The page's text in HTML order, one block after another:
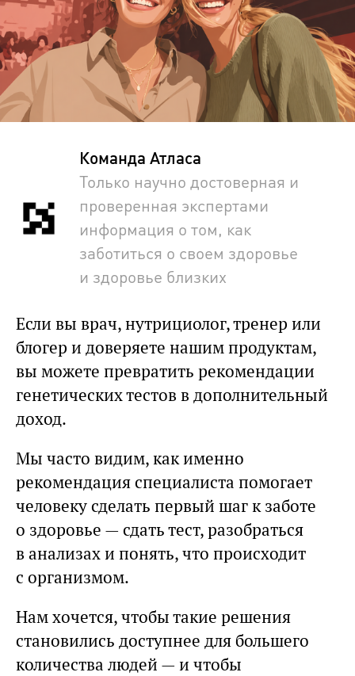
Если вы врач, нутрициолог, тренер или
блогер и доверяете нашим продуктам,
вы можете превратить рекомендации
генетических тестов в дополнительный
доход.
Мы часто видим, как именно
рекомендация специалиста помогает
человеку сделать первый шаг к заботе
о здоровье — сдать тест, разобраться
в анализах и понять, что происходит
с организмом.
Нам хочется, чтобы такие решения
становились доступнее для большего
количества людей — и чтобы
Команда Атласа
Только научно достоверная и
проверенная экспертами
информация о том, как
заботиться о своем здоровье
и здоровье близких